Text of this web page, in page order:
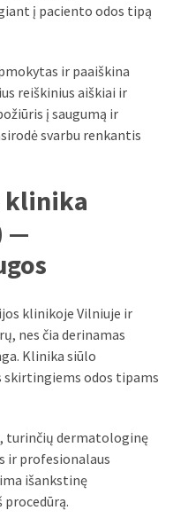
į paciento odos tipą
ir paaiškina
reiškinius aiškiai ir
į saugumą ir
svarbu renkantis
klinika
—
klinikoje Vilniuje ir
nes čia derinamas
Klinika siūlo
skirtingiems odos tipams
turinčių dermatologinę
ir profesionalaus
išankstinę